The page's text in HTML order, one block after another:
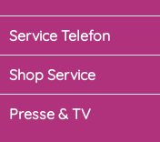
Service Telefon
Shop Service
Presse & TV